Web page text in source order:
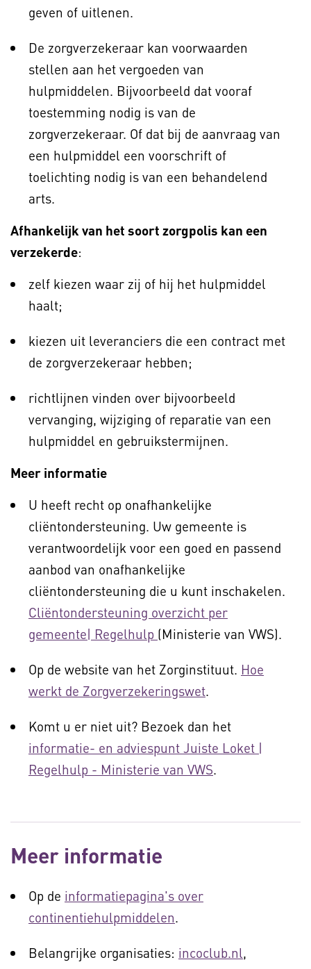
geven of uitlenen.
De zorgverzekeraar kan voorwaarden
stellen aan het vergoeden van
hulpmiddelen. Bijvoorbeeld dat vooraf
toestemming nodig is van de
zorgverzekeraar. Of dat bij de aanvraag van
een hulpmiddel een voorschrift of
toelichting nodig is van een behandelend
arts.
Afhankelijk van het soort zorgpolis kan een
verzekerde:
zelf kiezen waar zij of hij het hulpmiddel
haalt;
kiezen uit leveranciers die een contract met
de zorgverzekeraar hebben;
richtlijnen vinden over bijvoorbeeld
vervanging, wijziging of reparatie van een
hulpmiddel en gebruikstermijnen.
Meer informatie
U heeft recht op onafhankelijke
cliëntondersteuning. Uw gemeente is
verantwoordelijk voor een goed en passend
aanbod van onafhankelijke
cliëntondersteuning die u kunt inschakelen.
Cliëntondersteuning overzicht per
gemeente| Regelhulp (Ministerie van VWS).
Op de website van het Zorginstituut. Hoe
werkt de Zorgverzekeringswet.
Komt u er niet uit? Bezoek dan het
informatie- en adviespunt Juiste Loket |
Regelhulp - Ministerie van VWS.
Meer informatie
Op de informatiepagina's over
continentiehulpmiddelen.
Belangrijke organisaties: incoclub.nl,